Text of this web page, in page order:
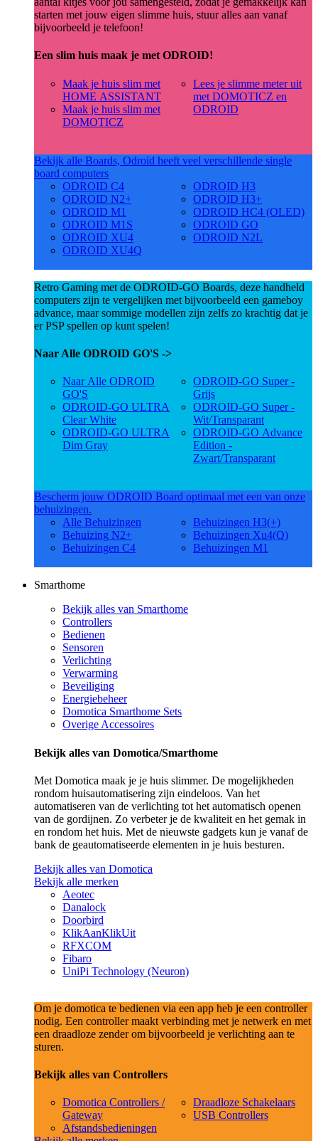
starten met jouw eigen slimme huis, stuur alles aan vanaf
bijvoorbeeld je telefoon!
Een slim huis maak je met ODROID!
Maak je huis slim met
HOME ASSISTANT
Maak je huis slim met
DOMOTICZ
Lees je slimme meter uit
met DOMOTICZ en
ODROID
Bekijk alle Boards, Odroid heeft veel verschillende single
board computers
ODROID C4
ODROID N2+
ODROID M1
ODROID M1S
ODROID XU4
ODROID XU4Q
ODROID H3
ODROID H3+
ODROID HC4 (OLED)
ODROID GO
ODROID N2L
Retro Gaming met de ODROID-GO Boards, deze handheld
computers zijn te vergelijken met bijvoorbeeld een gameboy
advance, maar sommige modellen zijn zelfs zo krachtig dat je
er PSP spellen op kunt spelen!
Naar Alle ODROID GO'S ->
Naar Alle ODROID
GO'S
ODROID-GO ULTRA
Clear White
ODROID-GO ULTRA
Dim Gray
ODROID-GO Super -
Grijs
ODROID-GO Super -
Wit/Transparant
ODROID-GO Advance
Edition -
Zwart/Transparant
Bescherm jouw ODROID Board optimaal met een van onze
behuizingen.
Alle Behuizingen
Behuizing N2+
Behuizingen C4
Behuizingen H3(+)
Behuizingen Xu4(Q)
Behuizingen M1
Smarthome
Bekijk alles van Smarthome
Controllers
Bedienen
Sensoren
Verlichting
Verwarming
Beveiliging
Energiebeheer
Domotica Smarthome Sets
Overige Accessoires
Bekijk alles van Domotica/Smarthome
Met Domotica maak je je huis slimmer. De mogelijkheden
rondom huisautomatisering zijn eindeloos. Van het
automatiseren van de verlichting tot het automatisch openen
van de gordijnen. Zo verbeter je de kwaliteit en het gemak in
en rondom het huis. Met de nieuwste gadgets kun je vanaf de
bank de geautomatiseerde elementen in je huis besturen.
Bekijk alles van Domotica
Bekijk alle merken
Aeotec
Danalock
Doorbird
KlikAanKlikUit
RFXCOM
Fibaro
UniPi Technology (Neuron)
Om je domotica te bedienen via een app heb je een controller
nodig. Een controller maakt verbinding met je netwerk en met
een draadloze zender om bijvoorbeeld je verlichting aan te
sturen.
Bekijk alles van Controllers
Domotica Controllers /
Gateway
Afstandsbedieningen
Draadloze Schakelaars
USB Controllers